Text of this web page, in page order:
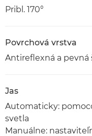
Pribl. 170°
Povrchová vrstva
Antireflexná a pevná
Jas
Automaticky:
svetla
Manuálne: